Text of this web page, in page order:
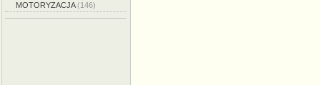
MOTORYZACJA(146)